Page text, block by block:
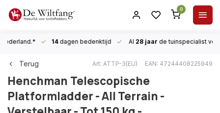
0
14dagen bedenktijd Al 28 jaar de tuinspecialist
Terug Art: ATTP-3(EU) EAN: 47244408225949
Henchman Telescopische
Platformladder - All Terrain -